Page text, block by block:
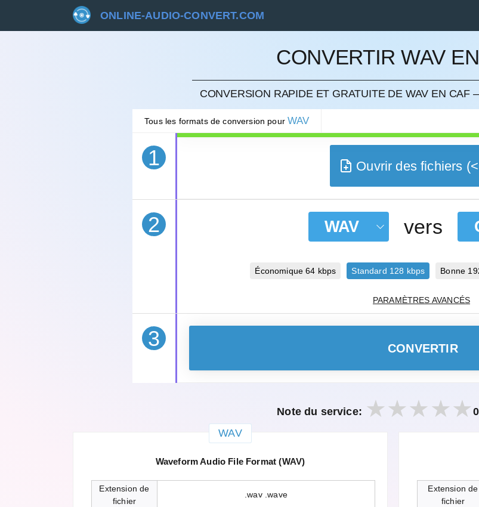
ONLINE-AUDIO-CONVERT.COM
CONVERTIR WAV
CONVERSION RAPIDE ET GRATUITE DE WAV EN CAF
Tous les formats de conversion pourWAV
1
ANNULER
Ouvrir des fichiers
2 WAV vers
Économique 64 kbps Standard 128 kbps Bonne
PARAMÈTRES AVANCÉS
3 CONVERTIR
Note du service: 0
WAV
Waveform Audio File Format (WAV)
Extension de
fichier
.wav .wave
Extension de
fichier